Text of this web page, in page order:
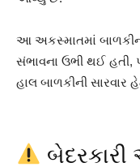
આ અકસ્માતમાં
સંભાવના ઉભી થઈ હતી,
હાલ બાળકીની સારવાર
બેદરકારી